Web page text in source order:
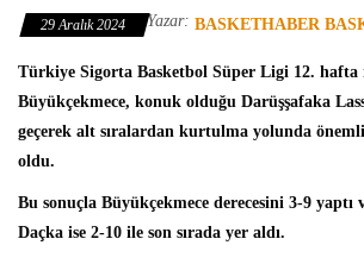
29 Aralık 2024 Yazar: BASKETHABER
Türkiye Sigorta Basketbol Süper Ligi 12. hafta
Büyükçekmece, konuk olduğu Darüşşafaka
geçerek alt sıralardan kurtulma yolunda
oldu.
Bu sonuçla Büyükçekmece derecesini 3-9 yaptı
Daçka ise 2-10 ile son sırada yer aldı.